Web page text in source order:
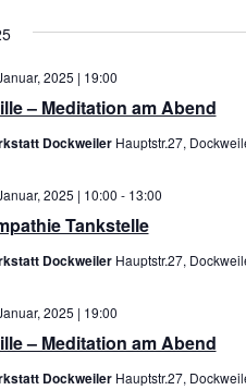
– Meditation am Abend
2025 | 19:00
Dockweiler Hauptstr.27,
Tankstelle
2025 | 10:00 - 13:00
Dockweiler Hauptstr.27,
– Meditation am Abend
2025 | 19:00
Dockweiler Hauptstr.27,